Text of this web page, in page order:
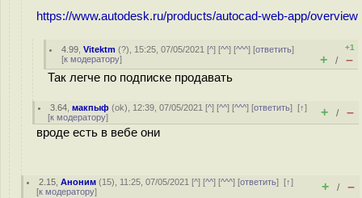
https://www.autodesk.ru/products/autocad-web-app/overview
4.99 ,Vitektm (?), 15:25, 07/05/2021 [^] [^^] [^^^] [ответить]
[к модератору]
+1
+ / –
Так легче по подписке продавать
3.64 ,макпыф (ok), 12:39, 07/05/2021 [^] [^^] [^^^] [ответить][↑]
[к модератору] + / –
вроде есть в вебе они
2.15 ,Аноним (15), 11:25, 07/05/2021 [^] [^^] [^^^] [ответить][↑]
[к модератору] + / –